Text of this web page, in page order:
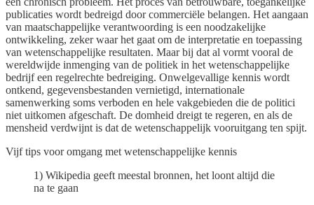
publicaties wordt bedreigd door commerciële belangen. Het aangaan
van maatschappelijke verantwoording is een noodzakelijke
ontwikkeling, zeker waar het gaat om de interpretatie en toepassing
van wetenschappelijke resultaten. Maar bij dat al vormt vooral de
wereldwijde inmenging van de politiek in het wetenschappelijke
bedrijf een regelrechte bedreiging. Onwelgevallige kennis wordt
ontkend, gegevensbestanden vernietigd, internationale
samenwerking soms verboden en hele vakgebieden die de politici
niet uitkomen afgeschaft. De domheid dreigt te regeren, en als de
mensheid verdwijnt is dat de wetenschappelijk vooruitgang ten spijt.
Vijf tips voor omgang met wetenschappelijke kennis
1) Wikipedia geeft meestal bronnen, het loont altijd die
na te gaan